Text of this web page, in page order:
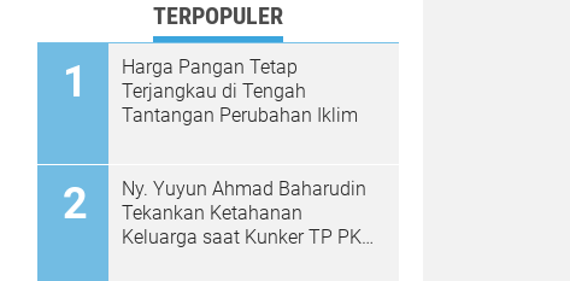
TERPOPULER
Harga Pangan Tetap
Terjangkau di Tengah
Tantangan Perubahan Iklim
Ny. Yuyun Ahmad Baharudin
Tekankan Ketahanan
Keluarga saat Kunker TP PKK